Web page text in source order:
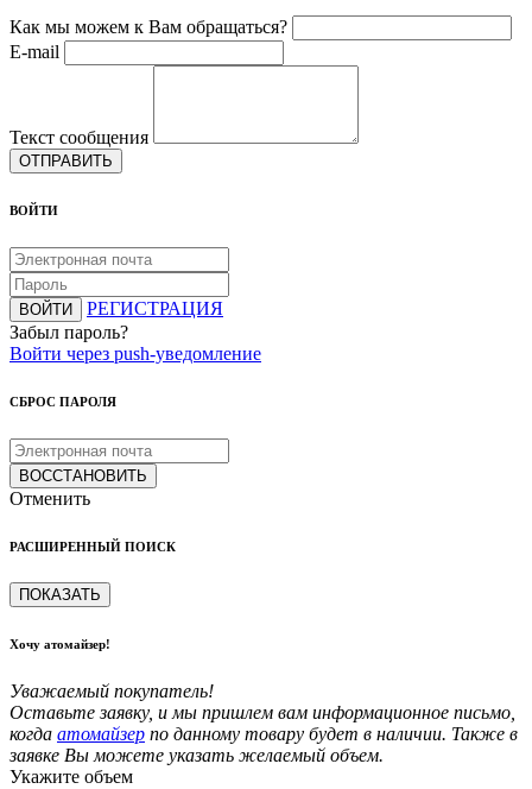
Как мы можем к Вам обращаться?
E-mail
Текст сообщения
ОТПРАВИТЬ
ВОЙТИ
ВОЙТИ
РЕГИСТРАЦИЯ
Забыл пароль?
Войти через push-уведомление
СБРОС ПАРОЛЯ
ВОССТАНОВИТЬ
Отменить
РАСШИРЕННЫЙ ПОИСК
ПОКАЗАТЬ
Хочу атомайзер!
Уважаемый покупатель!
Оставьте заявку, и мы пришлем вам информационное письмо,
когда атомайзер по данному товару будет в наличии. Также в
заявке Вы можете указать желаемый объем.
Укажите объем